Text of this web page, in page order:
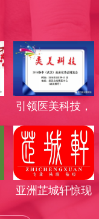
引领医美科技，
高端光电品牌霸
气莅临武汉美博
会
亚洲芷城轩惊现